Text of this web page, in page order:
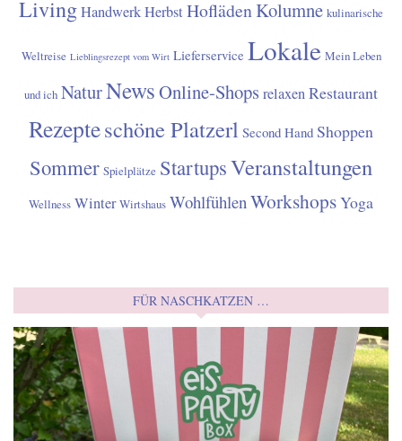
LivingHandwerkHerbstHoflädenKolumne kulinarische
Weltreise Lieblingsrezept vom Wirt Lieferservice Lokale Mein Leben
und ich NaturNewsOnline-Shops relaxenRestaurant
Rezepteschöne Platzerl Second Hand Shoppen
Sommer Spielplätze StartupsVeranstaltungen
Wellness Winter Wirtshaus WohlfühlenWorkshopsYoga
FÜR NASCHKATZEN …